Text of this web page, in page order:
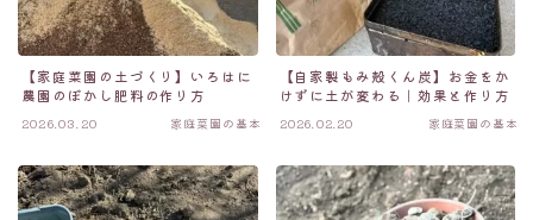
【家庭菜園の土づくり】いろはに
農園のぼかし肥料の作り方
2026.03.20 家庭菜園の基本
【自家製もみ殻くん炭】お金をか
けずに土が変わる｜効果と作り方
2026.02.20 家庭菜園の基本